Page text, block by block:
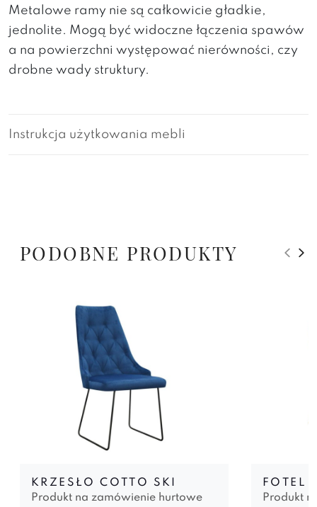
Metalowe ramy nie są całkowicie gładkie,
jednolite. Mogą być widoczne łączenia spawów
a na powierzchni występować nierówności, czy
drobne wady struktury.
Instrukcja użytkowania mebli
PODOBNE PRODUKTY
KRZESŁO COTTO SKI
Produkt na zamówienie hurtowe
FOTEL
Produkt